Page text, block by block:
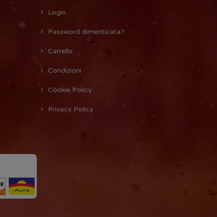
Login
Password dimenticata?
Carrello
Condizioni
Cookie Policy
Privacy Policy